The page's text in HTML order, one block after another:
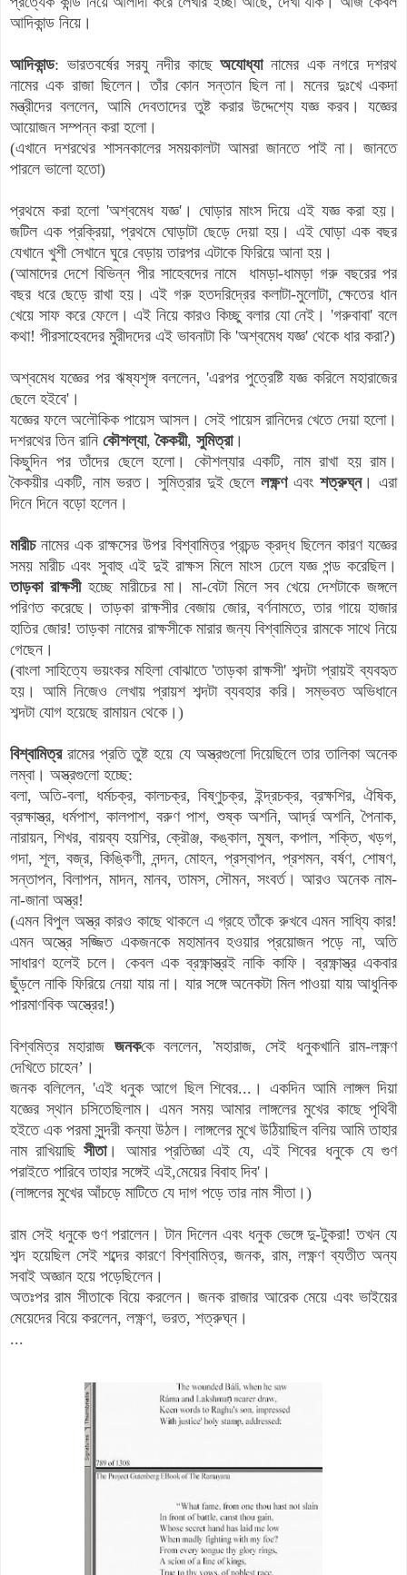
আদিকান্ড নিয়ে।
আদিকান্ড: ভারতবর্ষের সরযু নদীর কাছেঅযোধ্যানামের এক নগরে দশরথ
নামের এক রাজা ছিলেন। তাঁর কোন সন্তান ছিল না। মনের দুঃখে একদা
মন্ত্রীদের বললেন, আমি দেবতাদের তুষ্ট করার উদ্দেশ্যে যজ্ঞ করব। যজ্ঞের
আয়োজন সম্পন্ন করা হলো।
(এখানে দশরথের শাসনকালের সময়কালটা আমরা জানতে পাই না। জানতে
পারলে ভালো হতো)
প্রথমে করা হলো 'অশ্বমেধ যজ্ঞ'। ঘোড়ার মাংস দিয়ে এই যজ্ঞ করা হয়।
জটিল এক প্রক্রিয়া, প্রথমে ঘোড়াটা ছেড়ে দেয়া হয়। এই ঘোড়া এক বছর
যেখানে খুশী সেখানে ঘুরে বেড়ায় তারপর এটাকে ফিরিয়ে আনা হয়।
(আমাদের দেশে বিভিন্ন পীর সাহেবদের নামে ধামড়া-ধামড়া গরু বছরের পর
বছর ধরে ছেড়ে রাখা হয়। এই গরু হতদরিদ্রের কলাটা-মুলোটা, ক্ষেতের ধান
খেয়ে সাফ করে ফেলে। এই নিয়ে কারও কিচ্ছু বলার যো নেই। 'গরুবাবা' বলে
কথা! পীরসাহেবদের মুরীদদের এই ভাবনাটা কি 'অশ্বমেধ যজ্ঞ' থেকে ধার করা?)
অশ্বমেধ যজ্ঞের পর ঋষ্যশৃঙ্গ বললেন, 'এরপর পুত্রেষ্টি যজ্ঞ করিলে মহারাজের
ছেলে হইবে'।
যজ্ঞের ফলে অলৌকিক পায়েস আসল। সেই পায়েস রানিদের খেতে দেয়া হলো।
দশরথের তিন রানি কৌশল্যা,কৈকয়ী, সুমিত্রা।
কিছুদিন পর তাঁদের ছেলে হলো। কৌশল্যার একটি, নাম রাখা হয় রাম।
কৈকয়ীর একটি, নাম ভরত। সুমিত্রার দুই ছেলেলক্ষ্ণণএবংশত্রুঘ্ন। এরা
দিনে দিনে বড়ো হলেন।
মারীচনামের এক রাক্ষসের উপর বিশ্বামিত্র প্রচন্ড ক্রদ্ধ ছিলেন কারণ যজ্ঞের
সময় মারীচ এবং সুবাহু এই দুই রাক্ষস মিলে মাংস ঢেলে যজ্ঞ পন্ড করেছিল।
তাড়কা রাক্ষসীহচ্ছে মারীচের মা। মা-বেটা মিলে সব খেয়ে দেশটাকে জঙ্গলে
পরিণত করেছে। তাড়কা রাক্ষসীর বেজায় জোর, বর্ণনামতে, তার গায়ে হাজার
হাতির জোর! তাড়কা নামের রাক্ষসীকে মারার জন্য বিশ্বামিত্র রামকে সাথে নিয়ে
গেছেন।
(বাংলা সাহিত্যে ভয়ংকর মহিলা বোঝাতে 'তাড়কা রাক্ষসী' শব্দটা প্রায়ই ব্যবহৃত
হয়। আমি নিজেও লেখায় প্রায়শ শব্দটা ব্যবহার করি। সম্ভবত অভিধানে
শব্দটা যোগ হয়েছে রামায়ন থেকে।)
বিশ্বামিত্ররামের প্রতি তুষ্ট হয়ে যে অস্ত্রগুলো দিয়েছিলে তার তালিকা অনেক
লম্বা। অস্ত্রগুলো হচ্ছে:
বলা, অতি-বলা, ধর্মচক্র, কালচক্র, বিষ্ণুচক্র, ইন্দ্রচক্র, ব্রক্ষশির, ঐষিক,
ব্রক্ষাস্ত্র, ধর্মপাশ, কালপাশ, বরুণ পাশ, শুষ্ক অশনি, আর্দ্র অশনি, পৈনাক,
নারায়ন, শিখর, বায়ব্য হয়শির, ক্রৌঞ্জ, কঙ্কাল, মুষল, কপাল, শক্তি, খড়গ,
গদা, শূল, বজ্র, কিঙ্কিণী, নন্দন, মোহন, প্রস্বাপন, প্রশমন, বর্ষণ, শোষণ,
সন্তাপন, বিলাপন, মাদন, মানব, তামস, সৌমন, সংবর্ত। আরও অনেক নাম-
না-জানা অস্ত্র!
(এমন বিপুল অস্ত্র কারও কাছে থাকলে এ গ্রহে তাঁকে রুখবে এমন সাধ্যি কার!
এমন অস্ত্রে সজ্জিত একজনকে মহামানব হওয়ার প্রয়োজন পড়ে না, অতি
সাধারণ হলেই চলে। কেবল এক ব্রক্ষ্ণাস্ত্রই নাকি কাফি।ব্রক্ষ্ণাস্ত্রএকবার
ছুঁড়লে নাকি ফিরিয়ে নেয়া যায় না। যার সঙ্গে অনেকটা মিল পাওয়া যায় আধুনিক
পারমাণবিক অস্ত্রের!)
বিশ্বমিত্র মহারাজ জনককে বললেন, 'মহারাজ, সেই ধনুকখানি রাম-লক্ষ্ণণ
দেখিতে চাহেন’।
জনক বলিলেন, 'এই ধনুক আগে ছিল শিবের...। একদিন আমি লাঙ্গল দিয়া
যজ্ঞের স্থান চসিতেছিলাম। এমন সময় আমার লাঙ্গলের মুখের কাছে পৃথিবী
হইতে এক পরমা সুন্দরী কন্যা উঠল। লাঙ্গলের মুখে উঠিয়াছিল বলিয় আমি তাহার
নাম রাখিয়াছিসীতা। আমার প্রতিজ্ঞা এই যে, এই শিবের ধনুকে যে গুণ
পরাইতে পারিবে তাহার সঙ্গেই এই,মেয়ের বিবাহ দিব'।
(লাঙ্গলের মুখের আঁচড়ে মাটিতে যে দাগ পড়ে তার নাম সীতা।)
রাম সেই ধনুকে গুণ পরালেন। টান দিলেন এবং ধনুক ভেঙ্গে দু-টুকরা! তখন যে
শব্দ হয়েছিল সেই শব্দের কারণে বিশ্বামিত্র, জনক, রাম, লক্ষ্ণণ ব্যতীত অন্য
সবাই অজ্ঞান হয়ে পড়েছিলেন।
অতঃপর রাম সীতাকে বিয়ে করলেন। জনক রাজার আরেক মেয়ে এবং ভাইয়ের
মেয়েদের বিয়ে করলেন, লক্ষ্ণণ, ভরত, শত্রুঘ্ন।
...